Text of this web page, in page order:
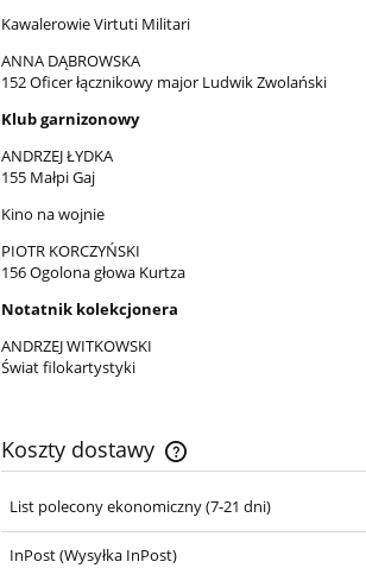
Kawalerowie Virtuti Militari
ANNA DĄBROWSKA
152 Oficer łącznikowy major Ludwik Zwolański
Klub garnizonowy
ANDRZEJ ŁYDKA
155 Małpi Gaj
Kino na wojnie
PIOTR KORCZYŃSKI
156 Ogolona głowa Kurtza
Notatnik kolekcjonera
ANDRZEJ WITKOWSKI
Świat filokartystyki
Koszty dostawy
Cena nie zawiera
płatności
List polecony ekonomiczny (7-21 dni)
InPost(Wysyłka InPost)